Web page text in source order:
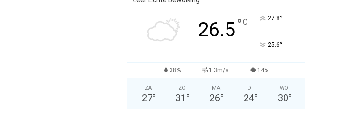
26.5°C 27.8°
25.6°
38% 1.3m/s 14%
ZA
27°
ZO
31 °
MA
26°
DI
24°
WO
30°